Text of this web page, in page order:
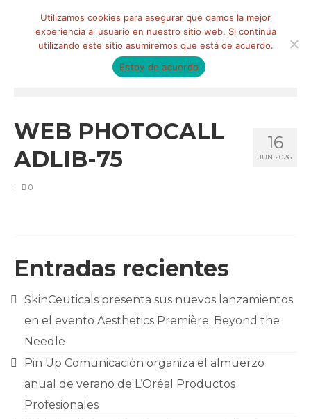
CLIENTES
CONTACTO
16
JUN 2026
WEB PHOTOCALL
ADLIB-75
| 0
Entradas recientes
SkinCeuticals presenta sus nuevos lanzamientos
en el evento Aesthetics Première: Beyond the
Needle
Pin Up Comunicación organiza el almuerzo
anual de verano de L’Oréal Productos
Profesionales
Utilizamos cookies para asegurar que damos la mejor
experiencia al usuario en nuestro sitio web. Si continúa
utilizando este sitio asumiremos que está de acuerdo.
Estoy de acuerdo